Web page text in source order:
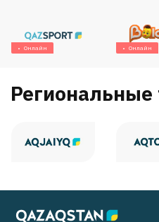
Онлайн Онлайн